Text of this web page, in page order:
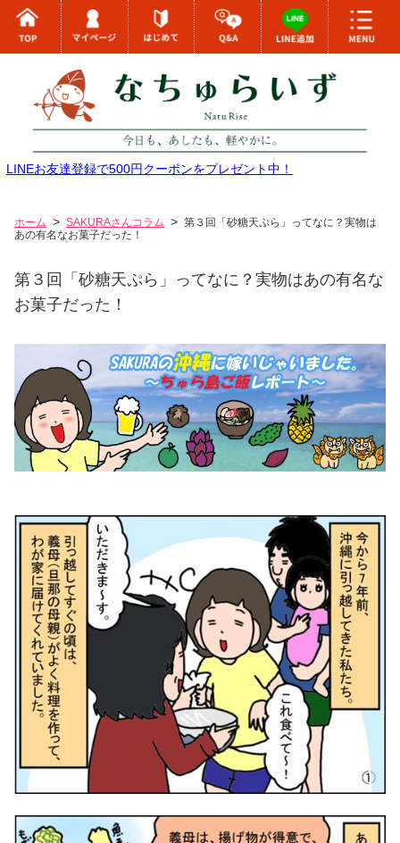
LINEお友達登録で500円クーポンをプレゼント中！
ホーム SAKURAさんコラム
第３回「砂糖天ぷら」ってなに？実物は
あの有名なお菓子だった！
第３回「砂糖天ぷら」ってなに？実物はあの有名な
お菓子だった！